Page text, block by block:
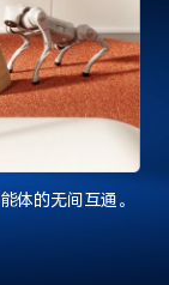
体的无间互通。